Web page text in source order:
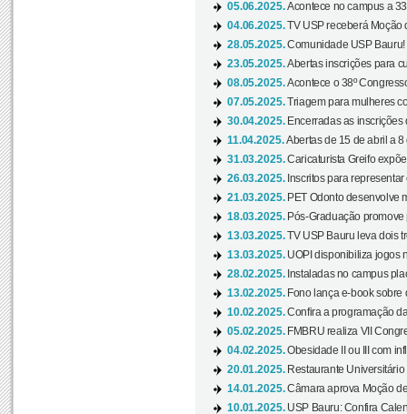
05.06.2025.Acontece no campus a
04.06.2025.TV USP receberá Moção
28.05.2025.Comunidade USP Bauru!
23.05.2025.Abertas inscrições para
08.05.2025.Acontece o 38º
07.05.2025.Triagem para mulheres
30.04.2025. Encerradas as inscrições
11.04.2025.Abertas de 15 de abril a
31.03.2025.Caricaturista Greifo
26.03.2025. Inscritos para
21.03.2025. PET Odonto desenvolve
18.03.2025. Pós-Graduação
13.03.2025.TV USP Bauru leva dois
13.03.2025. UOPI disponibiliza jogos
28.02.2025. Instaladas no campus
13.02.2025. Fono lança e-book sobre
10.02.2025.Confira a programação
05.02.2025. FMBRU realiza VII
04.02.2025.Obesidade II ou III com
20.01.2025. Restaurante
14.01.2025.Câmara aprova Moção
10.01.2025. USP Bauru: Confira